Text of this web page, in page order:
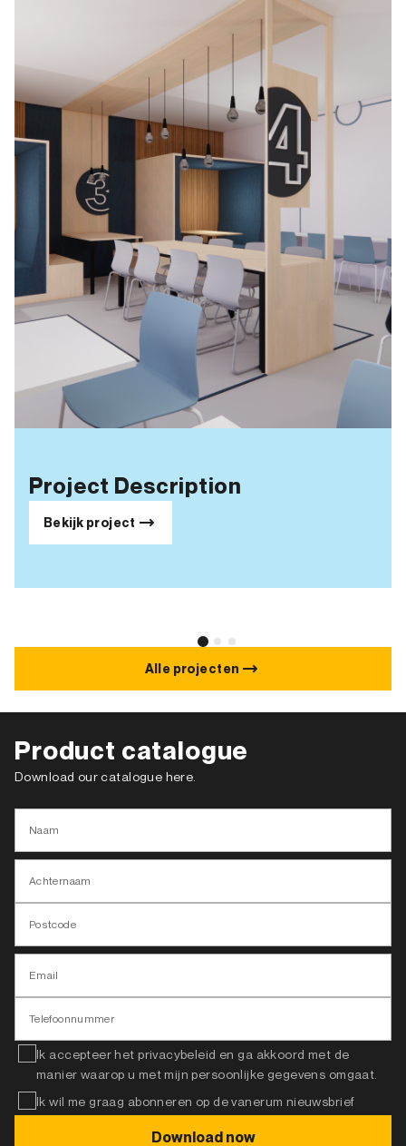
Project Description
Bekijk project
Alle projecten
Product catalogue
Download our catalogue here.
Naam
Achternaam
Postcode
Email
Telefoonnummer
Ik accepteer het privacybeleid en ga akkoord met de
manier waarop u met mijn persoonlijke gegevens omgaat.
Ik wil me graag abonneren op de vanerum nieuwsbrief